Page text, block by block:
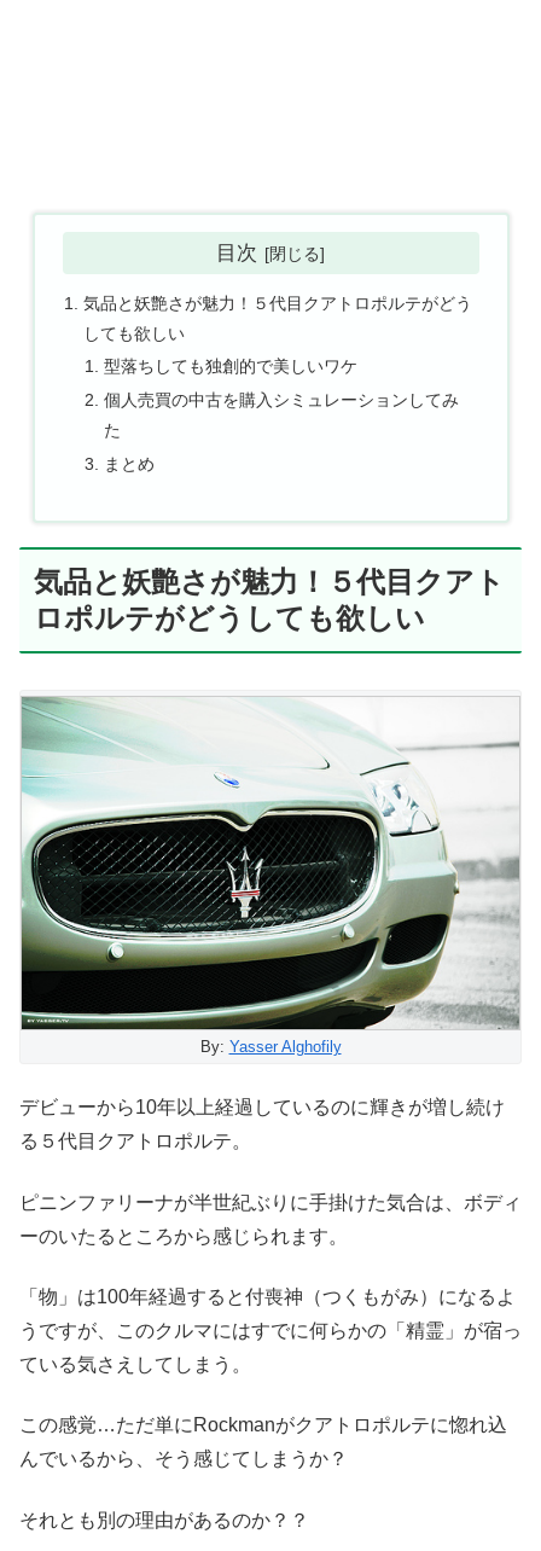
目次
気品と妖艶さが魅力！５代目クアトロポルテがどう
しても欲しい
型落ちしても独創的で美しいワケ
個人売買の中古を購入シミュレーションしてみ
た
まとめ
気品と妖艶さが魅力！５代目クアト
ロポルテがどうしても欲しい
By: Yasser Alghofily
デビューから10年以上経過しているのに輝きが増し続け
る５代目クアトロポルテ。
ピニンファリーナが半世紀ぶりに手掛けた気合は、ボディ
ーのいたるところから感じられます。
「物」は100年経過すると付喪神（つくもがみ）になるよ
うですが、このクルマにはすでに何らかの「精霊」が宿っ
ている気さえしてしまう。
この感覚…ただ単にRockmanがクアトロポルテに惚れ込
んでいるから、そう感じてしまうか？
それとも別の理由があるのか？？